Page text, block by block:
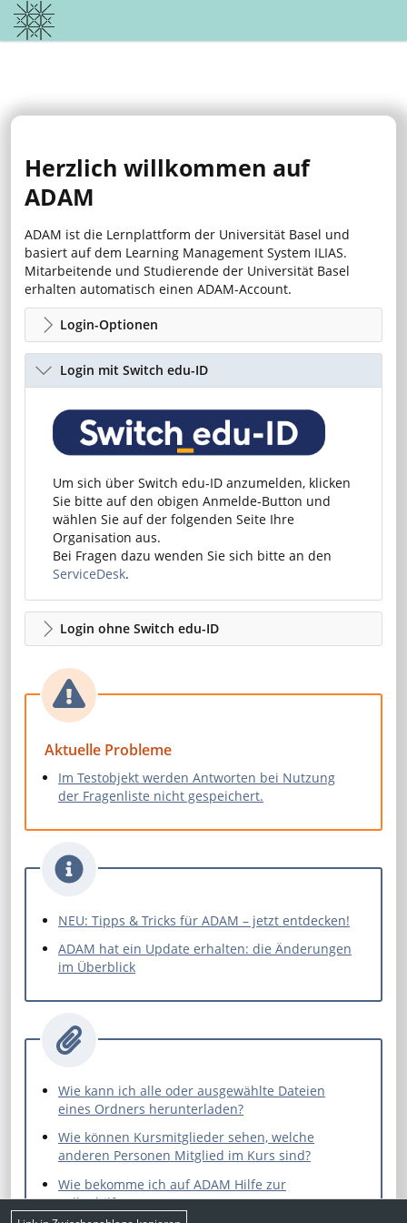
Herzlich willkommen auf
ADAM
ADAM ist die Lernplattform der Universität Basel und
basiert auf dem Learning Management System ILIAS.
Mitarbeitende und Studierende der Universität Basel
erhalten automatisch einen ADAM-Account.
Login-Optionen
Login mit Switch edu-ID
Um sich über Switch edu-ID anzumelden, klicken
Sie bitte auf den obigen Anmelde-Button und
wählen Sie auf der folgenden Seite Ihre
Organisation aus.
Bei Fragen dazu wenden Sie sich bitte an den
ServiceDesk.
Login ohne Switch edu-ID
Aktuelle Probleme
Im Testobjekt werden Antworten bei Nutzung
der Fragenliste nicht gespeichert.
NEU: Tipps & Tricks für ADAM – jetzt entdecken!
ADAM hat ein Update erhalten: die Änderungen
im Überblick
Wie kann ich alle oder ausgewählte Dateien
eines Ordners herunterladen?
Wie können Kursmitglieder sehen, welche
anderen Personen Mitglied im Kurs sind?
Wie bekomme ich auf ADAM Hilfe zur
Selbsthilfe?